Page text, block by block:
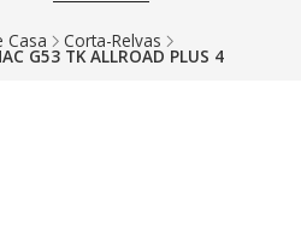
Casa Corta-Relvas
G53 TK ALLROAD PLUS 4